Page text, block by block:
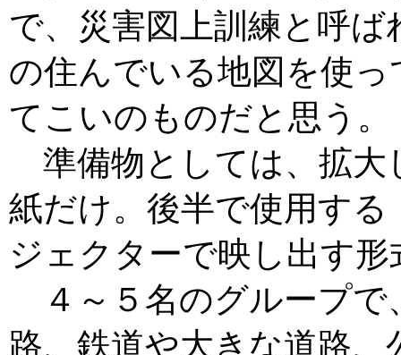
で、災害図上訓練と呼
の住んでいる地図を使
てこいのものだと思う。
準備物としては、拡大
紙だけ。後半で使用す
ジェクターで映し出す形
４～５名のグループで
路、鉄道や大きな道路